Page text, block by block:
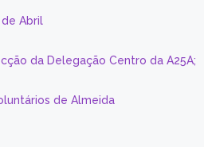
Abril
da Delegação Centro da A25A;
de Almeida